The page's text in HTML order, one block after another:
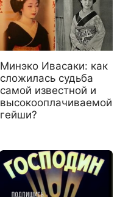
Минэко Ивасаки: как
сложилась судьба
самой известной и
высокооплачиваемой
гейши?